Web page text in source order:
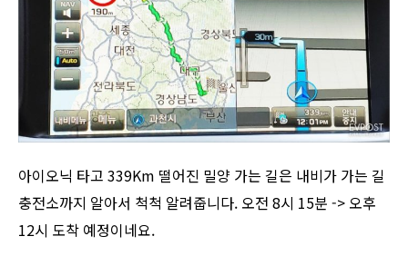
아이오닉 타고 339Km 떨어진 밀양 가는 길은 내비가 가는 길
충전소까지 알아서 척척 알려줍니다. 오전 8시 15분 -> 오후
12시 도착 예정이네요.